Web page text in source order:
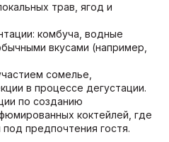
трав, ягод и
комбуча, водные
вкусами (например,
сомелье,
в процессе дегустации.
по созданию
коктейлей, где
предпочтения гостя.